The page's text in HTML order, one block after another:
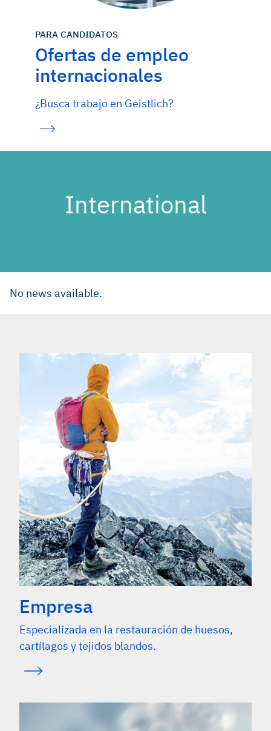
PARA CANDIDATOS
Ofertas de empleo
internacionales
¿Busca trabajo en Geistlich?
International
No news available.
Empresa
Especializada en la restauración de huesos,
cartílagos y tejidos blandos.